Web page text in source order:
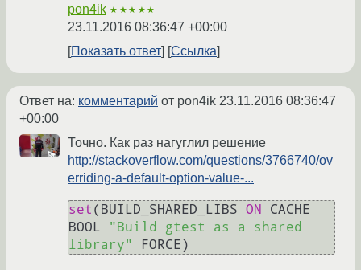
pon4ik ★★★★★
23.11.2016 08:36:47 +00:00
Показать ответ
Ссылка
Ответ на: комментарий от pon4ik 23.11.2016 08:36:47
+00:00
Точно. Как раз нагуглил решение
http://stackoverflow.com/questions/3766740/ov
erriding-a-default-option-value-...
set (BUILD_SHARED_LIBS ON
CACHE
BOOL
"Build gtest as a shared
library"